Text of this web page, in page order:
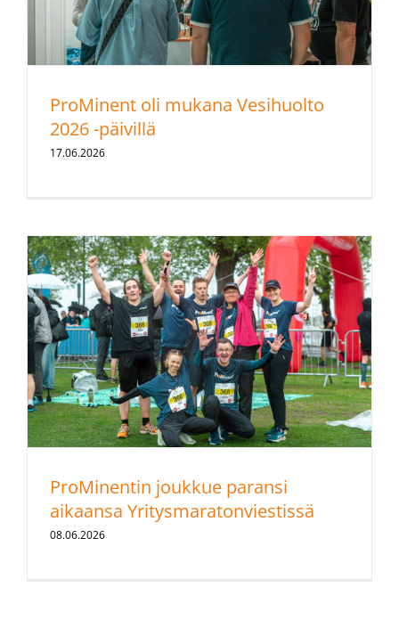
ProMinent oli mukana Vesihuolto
2026 -päivillä
17.06.2026
ProMinentin joukkue paransi
aikaansa Yritysmaratonviestissä
08.06.2026